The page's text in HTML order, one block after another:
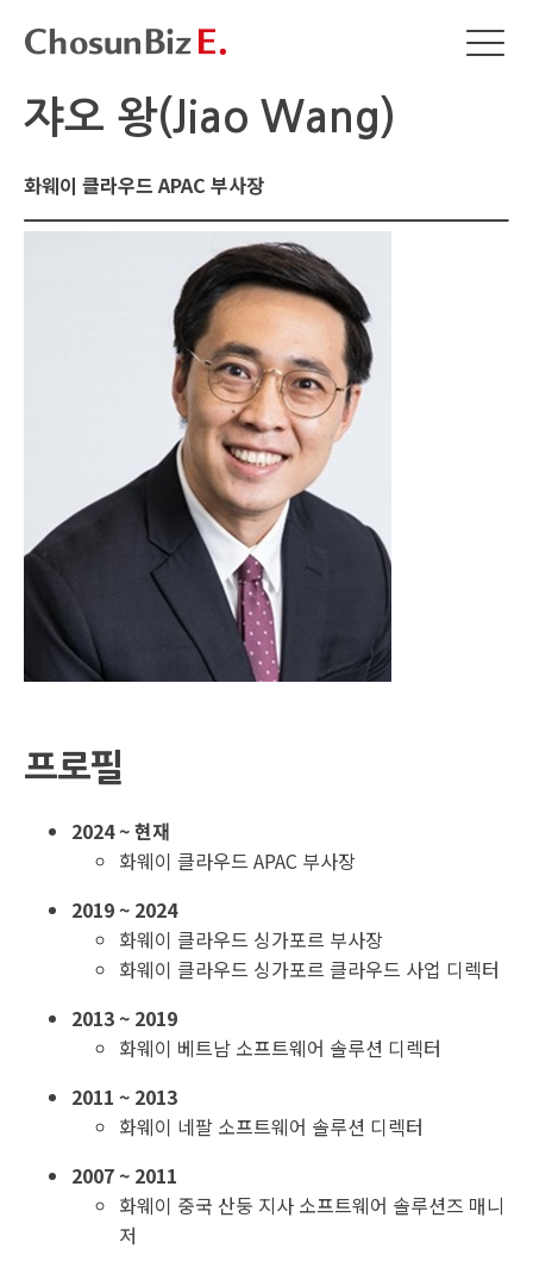
쟈오 왕(Jiao Wang)
화웨이 클라우드 APAC 부사장
프로필
2024 ~ 현재
화웨이 클라우드 APAC 부사장
2019 ~ 2024
화웨이 클라우드 싱가포르 부사장
화웨이 클라우드 싱가포르 클라우드 사업 디렉터
2013 ~ 2019
화웨이 베트남 소프트웨어 솔루션 디렉터
2011 ~ 2013
화웨이 네팔 소프트웨어 솔루션 디렉터
2007 ~ 2011
화웨이 중국 산둥 지사 소프트웨어 솔루션즈 매니
저